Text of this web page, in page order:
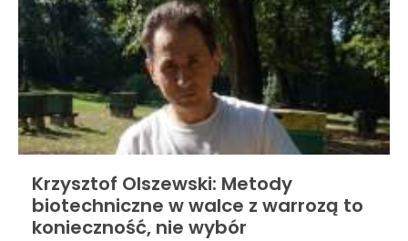
Krzysztof Olszewski: Metody
biotechniczne w walce z warrozą to
konieczność, nie wybór